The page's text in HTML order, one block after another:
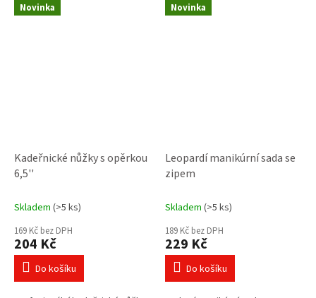
Novinka
Kadeřnické nůžky s opěrkou
6,5''
Skladem (>5 ks)
169 Kč bez DPH
204 Kč
Do košíku
Novinka
Leopardí manikúrní sada se
zipem
Skladem (>5 ks)
189 Kč bez DPH
229 Kč
Do košíku